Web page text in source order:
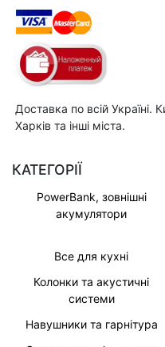
Доставка по всій Україні.
Харків та інші міста.
КАТЕГОРІЇ
PowerBank, зовнішні
акумулятори
Все для кухні
Колонки та акустичні
системи
Навушники та гарнітура